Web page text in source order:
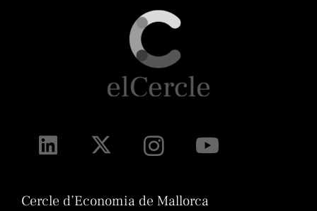
Cercle d’Economia de Mallorca